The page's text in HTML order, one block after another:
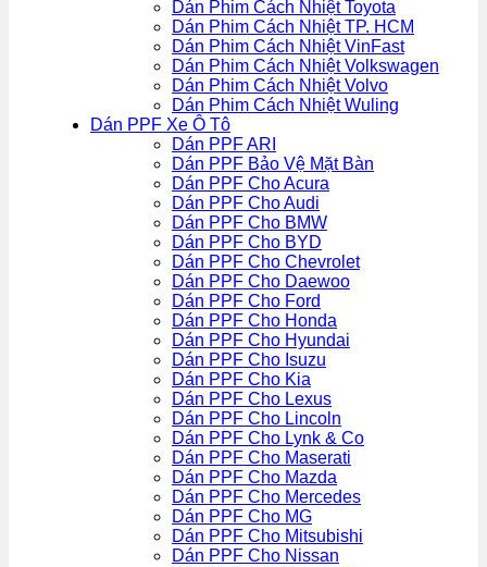
Dán Phim Cách Nhiệt Toyota
Dán Phim Cách Nhiệt TP. HCM
Dán Phim Cách Nhiệt VinFast
Dán Phim Cách Nhiệt Volkswagen
Dán Phim Cách Nhiệt Volvo
Dán Phim Cách Nhiệt Wuling
Dán PPF Xe Ô Tô
Dán PPF ARI
Dán PPF Bảo Vệ Mặt Bàn
Dán PPF Cho Acura
Dán PPF Cho Audi
Dán PPF Cho BMW
Dán PPF Cho BYD
Dán PPF Cho Chevrolet
Dán PPF Cho Daewoo
Dán PPF Cho Ford
Dán PPF Cho Honda
Dán PPF Cho Hyundai
Dán PPF Cho Isuzu
Dán PPF Cho Kia
Dán PPF Cho Lexus
Dán PPF Cho Lincoln
Dán PPF Cho Lynk & Co
Dán PPF Cho Maserati
Dán PPF Cho Mazda
Dán PPF Cho Mercedes
Dán PPF Cho MG
Dán PPF Cho Mitsubishi
Dán PPF Cho Nissan